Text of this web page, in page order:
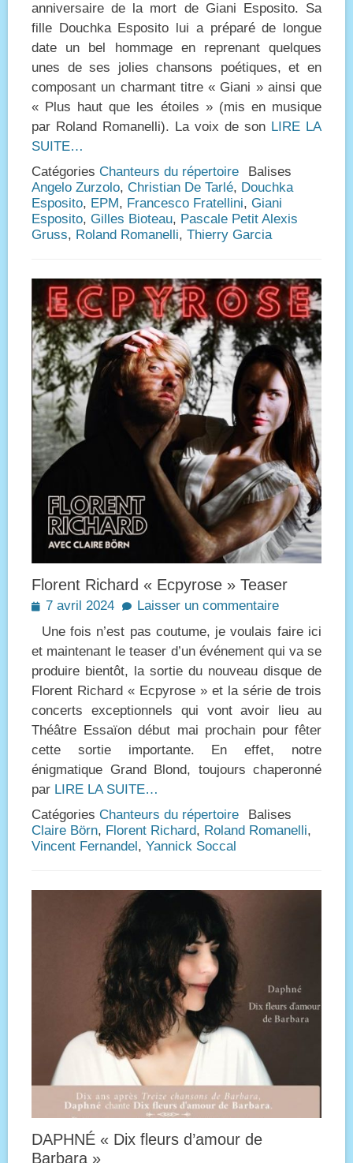
anniversaire de la mort de Giani Esposito. Sa
fille Douchka Esposito lui a préparé de longue
date un bel hommage en reprenant quelques
unes de ses jolies chansons poétiques, et en
composant un charmant titre « Giani » ainsi que
« Plus haut que les étoiles » (mis en musique
par Roland Romanelli). La voix de son LIRE LA
SUITE…
Catégories Chanteurs du répertoire
Balises
Angelo Zurzolo, Christian De Tarlé, Douchka
Esposito, EPM, Francesco Fratellini, Giani
Esposito, Gilles Bioteau, Pascale Petit Alexis
Gruss, Roland Romanelli, Thierry Garcia
Florent Richard « Ecpyrose » Teaser
Posted
7 avril 2024
Laisser un commentaire
Une fois n’est pas coutume, je voulais faire ici
et maintenant le teaser d’un événement qui va se
produire bientôt, la sortie du nouveau disque de
Florent Richard « Ecpyrose » et la série de trois
concerts exceptionnels qui vont avoir lieu au
Théâtre Essaïon début mai prochain pour fêter
cette sortie importante. En effet, notre
énigmatique Grand Blond, toujours chaperonné
par LIRE LA SUITE…
Catégories Chanteurs du répertoire
Balises
Claire Börn, Florent Richard, Roland Romanelli,
Vincent Fernandel , Yannick Soccal
DAPHNÉ « Dix fleurs d’amour de
Barbara »